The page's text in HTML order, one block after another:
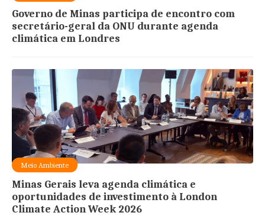
Governo de Minas participa de encontro com
secretário-geral da ONU durante agenda
climática em Londres
Meio Ambiente
Minas Gerais leva agenda climática e
oportunidades de investimento à London
Climate Action Week 2026